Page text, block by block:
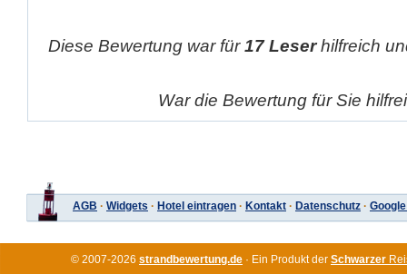
Diese Bewertung war für17 Leserhilfreich
War die Bewertung für Sie
AGB · Widgets · Hotel eintragen · Kontakt · Datenschutz ·
© 2007-2026 strandbewertung.de · Ein Produkt der Schwarzer